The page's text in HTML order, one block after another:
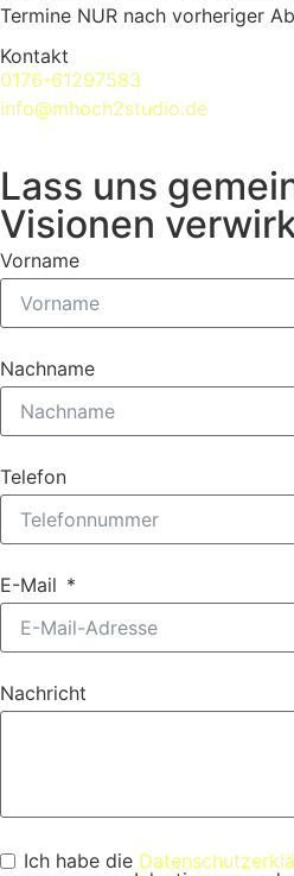
Termine NUR nach vorheriger
Kontakt
0176-61297583
info@mhoch2studio.de
Lass uns
Visionen
Vorname
Nachname
Telefon
E-Mail
Nachricht
Ich habe die